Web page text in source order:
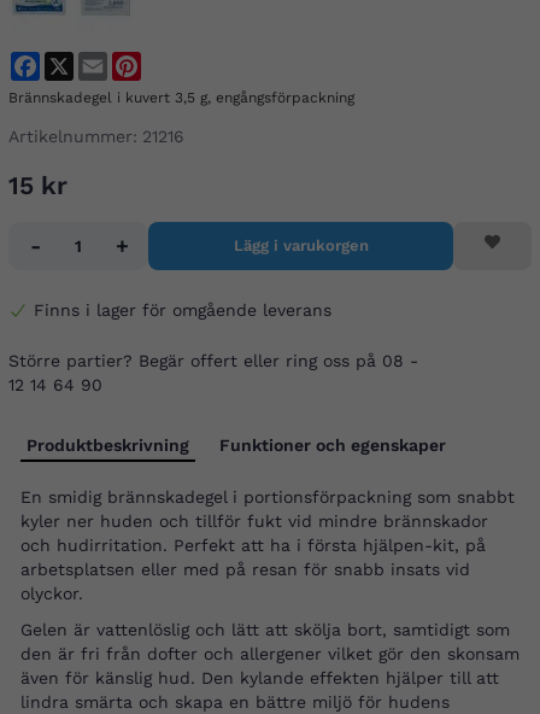
FacebookEmail
Brännskadegel i kuvert 3,5 g, engångsförpackning
Artikelnummer: 21216
15 kr
- + Lägg i varukorgen
Finns i lager för omgående leverans
Större partier? Begär offert eller ring oss på 08 -
12 14 64 90
Produktbeskrivning Funktioner och egenskaper
En smidig brännskadegel i portionsförpackning som snabbt
kyler ner huden och tillför fukt vid mindre brännskador
och hudirritation. Perfekt att ha i första hjälpen-kit, på
arbetsplatsen eller med på resan för snabb insats vid
olyckor.
Gelen är vattenlöslig och lätt att skölja bort, samtidigt som
den är fri från dofter och allergener vilket gör den skonsam
även för känslig hud. Den kylande effekten hjälper till att
lindra smärta och skapa en bättre miljö för hudens